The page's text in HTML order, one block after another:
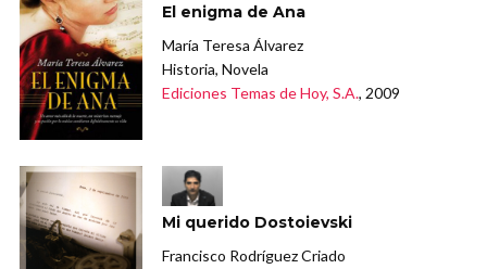
El enigma de Ana
María Teresa Álvarez
Historia, Novela
Ediciones Temas de Hoy, S.A., 2009
Mi querido Dostoievski
Francisco Rodríguez Criado